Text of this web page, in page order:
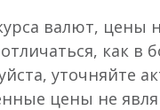
валют, цены
как в
уточняйте
цены не